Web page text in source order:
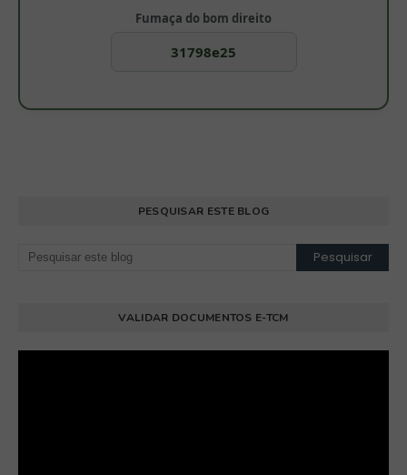
Fumaça do bom direito
31798e25
PESQUISAR ESTE BLOG
VALIDAR DOCUMENTOS E-TCM